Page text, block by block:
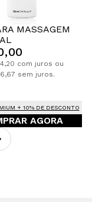
MASSAGEM
com juros ou
sem juros.
+ 10% DE DESCONTO
AGORA